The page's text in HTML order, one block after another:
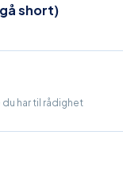
short)
har til rådighet